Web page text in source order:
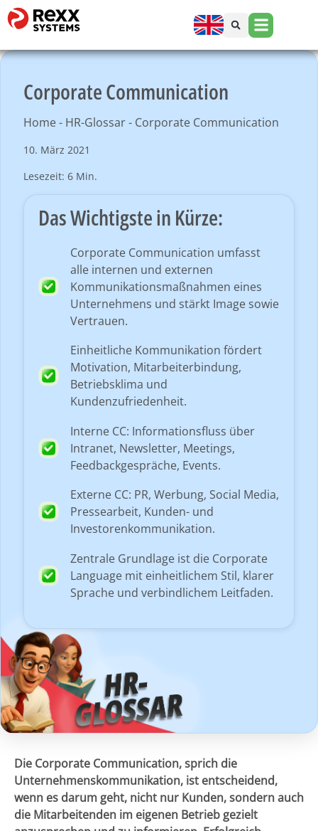
Corporate Communication
Home- HR-Glossar- Corporate Communication
10. März 2021
Lesezeit: 6 Min.
Das Wichtigste in Kürze:
Corporate Communication umfasst
alle internen und externen
Kommunikationsmaßnahmen eines
Unternehmens und stärkt Image sowie
Vertrauen.
Einheitliche Kommunikation fördert
Motivation, Mitarbeiterbindung,
Betriebsklima und
Kundenzufriedenheit.
Interne CC: Informationsfluss über
Intranet, Newsletter, Meetings,
Feedbackgespräche, Events.
Externe CC: PR, Werbung, Social Media,
Pressearbeit, Kunden- und
Investorenkommunikation.
Zentrale Grundlage ist die Corporate
Language mit einheitlichem Stil, klarer
Sprache und verbindlichem Leitfaden.
Die Corporate Communication, sprich die
Unternehmenskommunikation, ist entscheidend,
wenn es darum geht, nicht nur Kunden, sondern auch
die Mitarbeitenden im eigenen Betrieb gezielt